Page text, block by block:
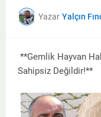
Yazar Yalçın
**Gemlik Hayvan
Sahipsiz Değildir!**